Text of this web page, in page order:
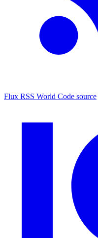
Flux RSS World Code source